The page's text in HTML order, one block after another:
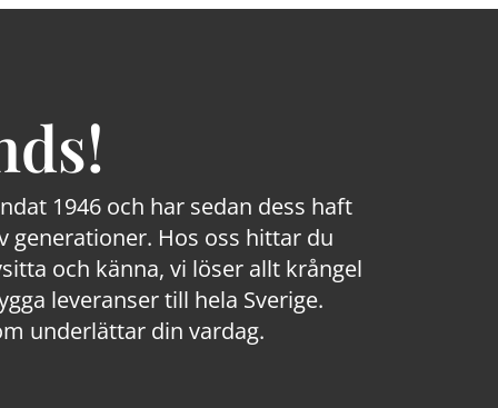
1946 och har sedan dess haft
generationer. Hos oss hittar du
och känna, vi löser allt krångel
leveranser till hela Sverige.
underlättar din vardag.